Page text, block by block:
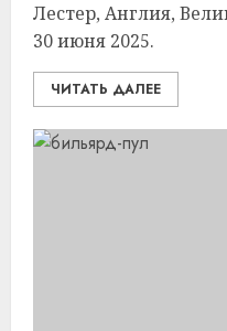
Лестер, Англия,
30 июня 2025.
ЧИТАТЬ ДАЛЕЕ